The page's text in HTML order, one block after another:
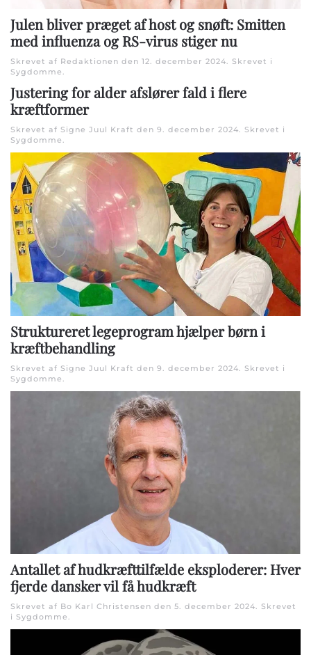
Julen bliver præget af host og snøft: Smitten
med influenza og RS-virus stiger nu
Skrevet af Redaktionen den 12. december 2024 . Skrevet i
Sygdomme
Justering for alder afslører fald i flere
kræftformer
Skrevet af Signe Juul Kraft den 9. december 2024 . Skrevet i
Sygdomme
Struktureret legeprogram hjælper børn i
kræftbehandling
Skrevet af Signe Juul Kraft den 9. december 2024 . Skrevet i
Sygdomme
Antallet af hudkræfttilfælde eksploderer: Hver
fjerde dansker vil få hudkræft
Skrevet af Bo Karl Christensen den 5. december 2024. Skrevet
i Sygdomme.